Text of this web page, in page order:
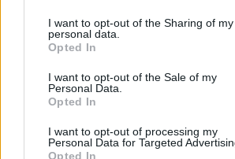
not limited to your visit or usage
grant or deny consent to Google and its
use your data for below specified
consent section.
I want to opt-out of the Sharing of my
personal data.
Opted In
I want to opt-out of the Sale of my
Personal Data.
Opted In
I want to opt-out of processing my
Personal Data for Targeted
Opted In
e i settori in crescita
Edoardo Marchesi · 4 Ago 2026